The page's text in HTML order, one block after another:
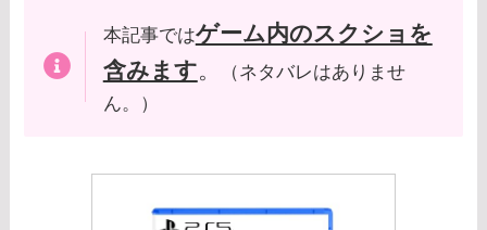
本記事ではゲーム内のスクショを
含みます。
（ネタバレはありませ
ん。）